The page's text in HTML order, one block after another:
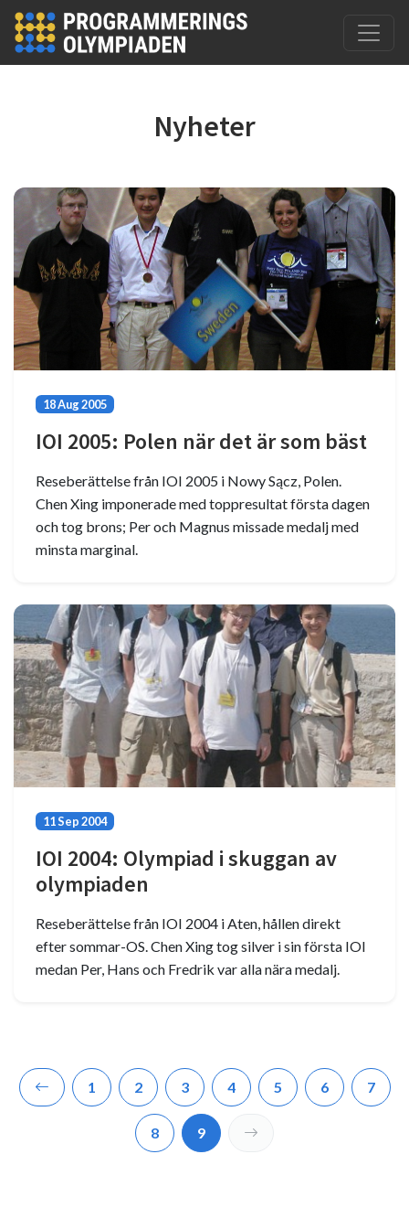
Hoppa till huvudinnehåll
Nyheter
18 Aug 2005
IOI 2005: Polen när det är som bäst
Reseberättelse från IOI 2005 i Nowy Sącz, Polen.
Chen Xing imponerade med toppresultat första dagen
och tog brons; Per och Magnus missade medalj med
minsta marginal.
11 Sep 2004
IOI 2004: Olympiad i skuggan av
olympiaden
Reseberättelse från IOI 2004 i Aten, hållen direkt
efter sommar-OS. Chen Xing tog silver i sin första IOI
medan Per, Hans och Fredrik var alla nära medalj.
1 2 3 4 5 6 7
8 9